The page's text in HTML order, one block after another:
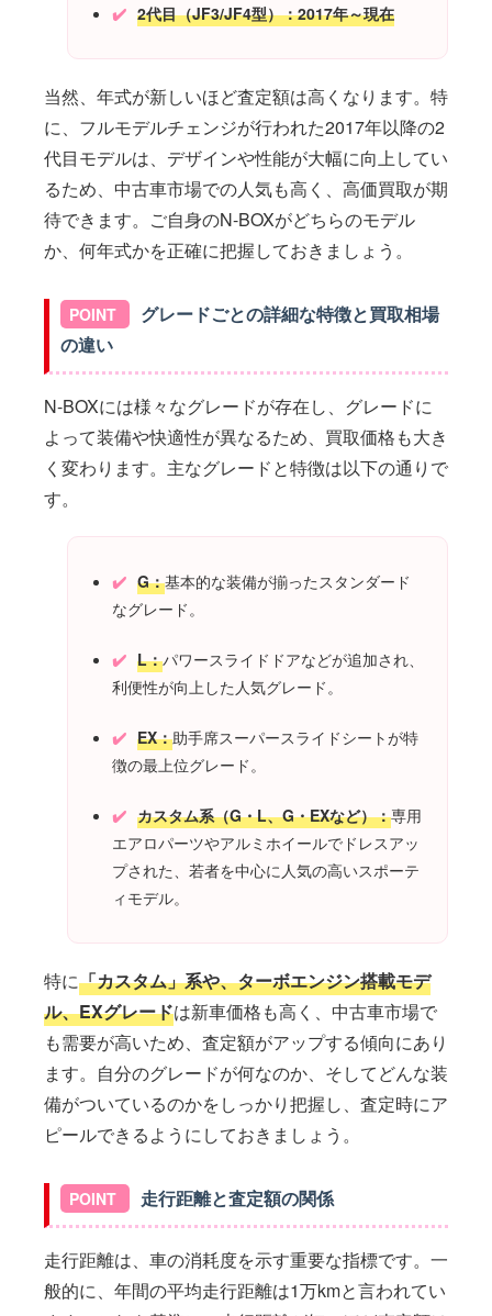
2代目（JF3/JF4型）：2017年～現在
当然、年式が新しいほど査定額は高くなります。特
に、フルモデルチェンジが行われた2017年以降の2
代目モデルは、デザインや性能が大幅に向上してい
るため、中古車市場での人気も高く、高価買取が期
待できます。ご自身のN-BOXがどちらのモデル
か、何年式かを正確に把握しておきましょう。
グレードごとの詳細な特徴と買取相場
の違い
N-BOXには様々なグレードが存在し、グレードに
よって装備や快適性が異なるため、買取価格も大き
く変わります。主なグレードと特徴は以下の通りで
す。
G：基本的な装備が揃ったスタンダード
なグレード。
L：パワースライドドアなどが追加され、
利便性が向上した人気グレード。
EX：助手席スーパースライドシートが特
徴の最上位グレード。
カスタム系（G・L、G・EXなど）：専用
エアロパーツやアルミホイールでドレスアッ
プされた、若者を中心に人気の高いスポーテ
ィモデル。
特に「カスタム」系や、ターボエンジン搭載モデ
ル、EXグレードは新車価格も高く、中古車市場で
も需要が高いため、査定額がアップする傾向にあり
ます。自分のグレードが何なのか、そしてどんな装
備がついているのかをしっかり把握し、査定時にア
ピールできるようにしておきましょう。
走行距離と査定額の関係
走行距離は、車の消耗度を示す重要な指標です。一
般的に、年間の平均走行距離は1万kmと言われてい